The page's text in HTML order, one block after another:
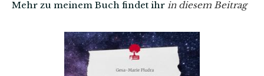
Mehr zu meinem Buch findet ihr in diesem Beitrag